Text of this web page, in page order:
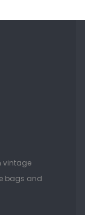
vintage
bags and